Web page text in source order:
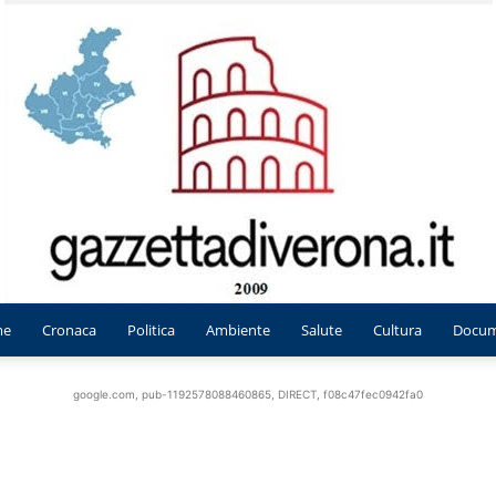
Cronaca Politica Ambiente Salute Cultura
google.com, pub-1192578088460865, DIRECT, f08c47fec0942fa0